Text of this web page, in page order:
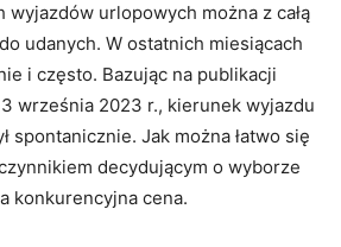
wyjazdów urlopowych można z całą
udanych. W ostatnich miesiącach
i często. Bazując na publikacji
3 września 2023 r., kierunek wyjazdu
spontanicznie. Jak można łatwo się
decydującym o wyborze
konkurencyjna cena.